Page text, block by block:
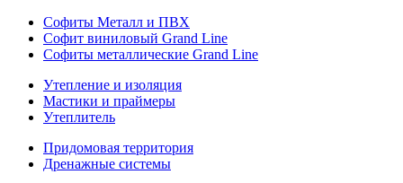
Софиты Металл и ПВХ
Софит виниловый Grand Line
Софиты металлические Grand Line
Утепление и изоляция
Мастики и праймеры
Утеплитель
Придомовая территория
Дренажные системы